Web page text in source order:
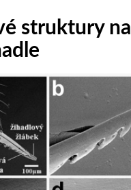
struktury na